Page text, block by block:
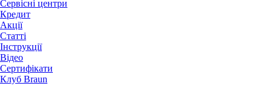
Сервісні центри
Кредит
Акції
Статті
Iнструкції
Відео
Сертифікати
Клуб Braun